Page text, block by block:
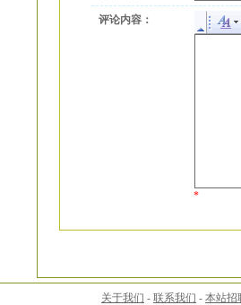
评论内容：
*
关于我们 - 联系我们 - 本站招